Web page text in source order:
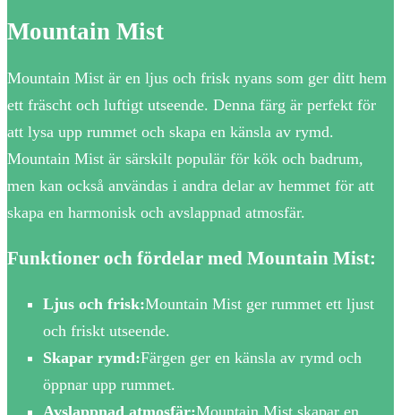
Mountain Mist
Mountain Mist är en ljus och frisk nyans som ger ditt hem
ett fräscht och luftigt utseende. Denna färg är perfekt för
att lysa upp rummet och skapa en känsla av rymd.
Mountain Mist är särskilt populär för kök och badrum,
men kan också användas i andra delar av hemmet för att
skapa en harmonisk och avslappnad atmosfär.
Funktioner och fördelar med Mountain Mist:
Ljus och frisk:Mountain Mist ger rummet ett ljust
och friskt utseende.
Skapar rymd:Färgen ger en känsla av rymd och
öppnar upp rummet.